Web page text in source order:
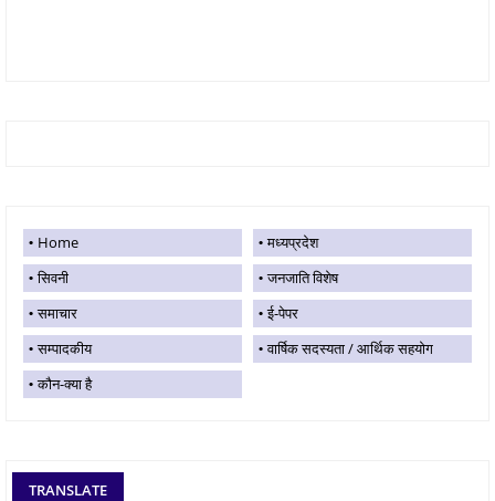
Home
मध्यप्रदेश
सिवनी
जनजाति विशेष
समाचार
ई-पेपर
सम्पादकीय
वार्षिक सदस्यता / आर्थिक सहयोग
कौन-क्या है
TRANSLATE